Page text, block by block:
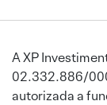
A XP
02.332.886/
autorizada a